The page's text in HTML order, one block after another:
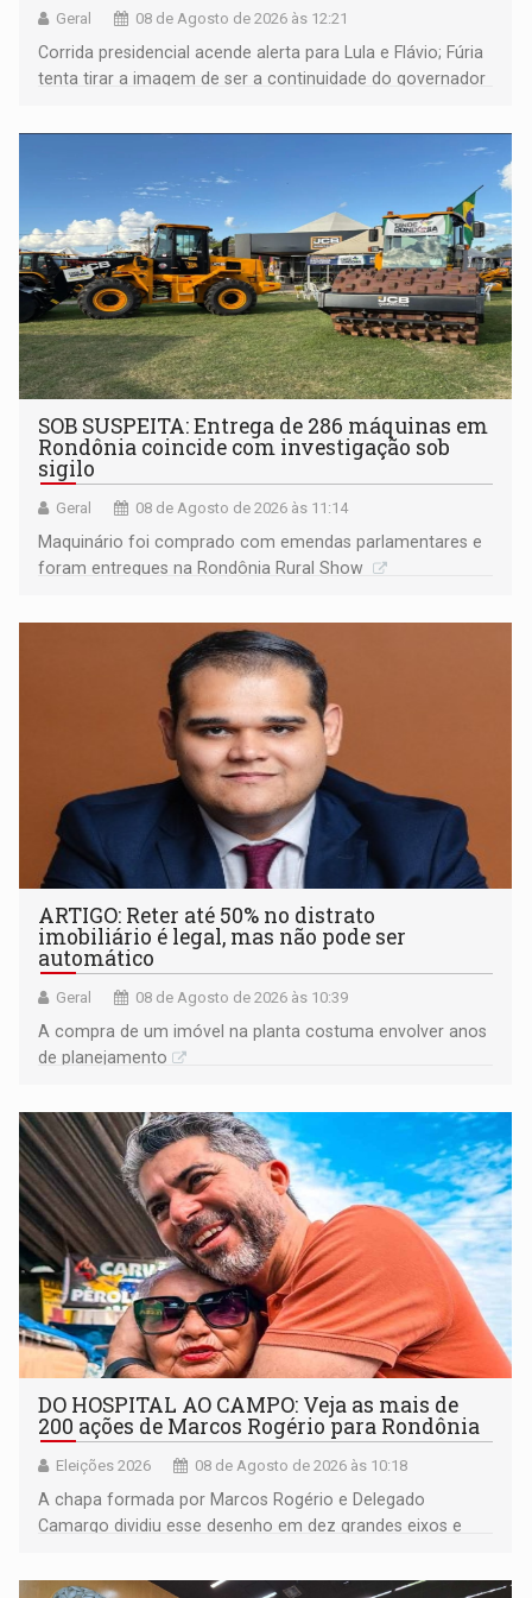
Geral 08 de Agosto de 2026 às 12:21
Corrida presidencial acende alerta para Lula e Flávio; Fúria
tenta tirar a imagem de ser a continuidade do governador
não ter entrado no modo eleição; ABAV faz evento em
SOB SUSPEITA: Entrega de 286 máquinas em
Rondônia coincide com investigação sob
sigilo
Geral 08 de Agosto de 2026 às 11:14
Maquinário foi comprado com emendas parlamentares e
foram entregues na Rondônia Rural Show
ARTIGO: Reter até 50% no distrato
imobiliário é legal, mas não pode ser
automático
Geral 08 de Agosto de 2026 às 10:39
A compra de um imóvel na planta costuma envolver anos
de planejamento
DO HOSPITAL AO CAMPO: Veja as mais de
200 ações de Marcos Rogério para Rondônia
Eleições 2026 08 de Agosto de 2026 às 10:18
A chapa formada por Marcos Rogério e Delegado
Camargo dividiu esse desenho em dez grandes eixos e